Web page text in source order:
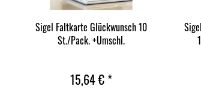
Sigel Faltkarte Glückwunsch 10
St./Pack. +Umschl.
15,64 € *